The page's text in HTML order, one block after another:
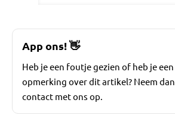
App ons!👋
Heb je een foutje gezien of heb je een
opmerking over dit artikel? Neem dan
contact met ons op.